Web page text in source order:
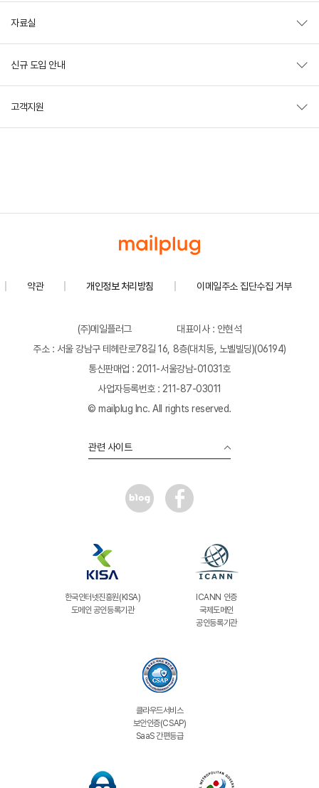
자료실
신규 도입 안내
고객지원
약관 개인정보 처리방침 이메일주소 집단수집 거부
(주)메일플러그
대표이사 : 안현석
주소 : 서울 강남구 테헤란로78길 16, 8층(대치동, 노벨빌딩)(06194)
통신판매업 : 2011-서울강남-01031호
사업자등록번호 : 211-87-03011
© mailplug Inc. All rights reserved.
관련 사이트
한국인터넷진흥원(KISA)
도메인 공인등록기관
ICANN 인증
국제도메인
공인등록기관
클라우드서비스
보안인증(CSAP)
SaaS 간편등급